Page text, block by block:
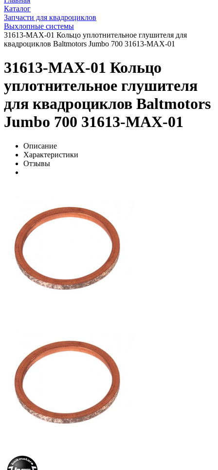
Каталог
Запчасти для квадроциклов
Выхлопные системы
31613-MAX-01 Кольцо уплотнительное глушителя для
квадроциклов Baltmotors Jumbo 700 31613-MAX-01
31613-MAX-01 Кольцо
уплотнительное глушителя
для квадроциклов Baltmotors
Jumbo 700 31613-MAX-01
Описание
Характеристики
Отзывы